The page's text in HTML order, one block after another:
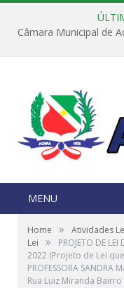
MENU
Home » Atividades
Lei
»
PROJETO DE
2022 (Projeto de Lei
PROFESSORA SANDRA
Rua Luiz Miranda